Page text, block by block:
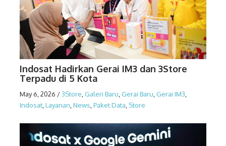
Indosat Hadirkan Gerai IM3 dan 3Store
Terpadu di 5 Kota
May 6, 2026 /3Store Galeri Baru Gerai Baru Gerai IM3
Indosat Layanan News Paket Data Store